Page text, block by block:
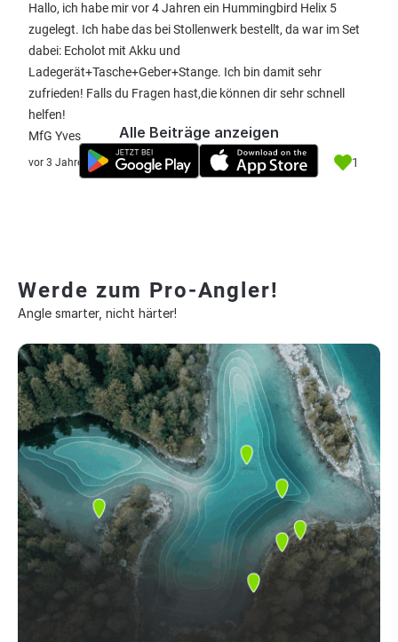
Hallo, ich habe mir vor 4 Jahren ein Hummingbird Helix 5
zugelegt. Ich habe das bei Stollenwerk bestellt, da war im Set
dabei: Echolot mit Akku und
Ladegerät+Tasche+Geber+Stange. Ich bin damit sehr
zufrieden! Falls du Fragen hast,die können dir sehr schnell
helfen!
MfG Yves
vor 3 Jahre 1
Alle Beiträge anzeigen
Werde zum Pro-Angler!
Angle smarter, nicht härter!